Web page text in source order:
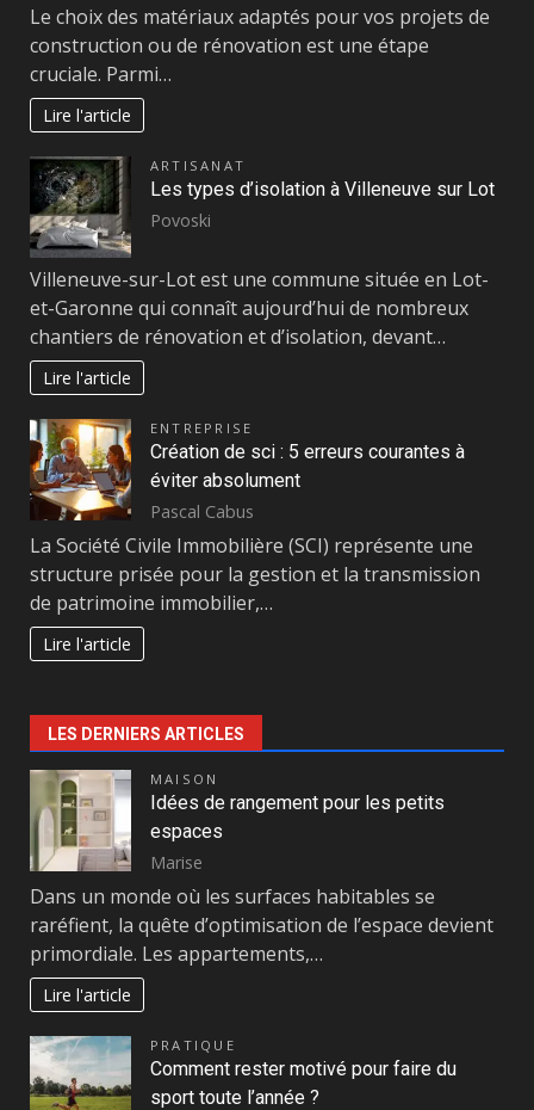
Le choix des matériaux adaptés pour vos projets de
construction ou de rénovation est une étape
cruciale. Parmi…
Lire l'article
ARTISANAT
Les types d’isolation à Villeneuve sur Lot
Povoski
Villeneuve-sur-Lot est une commune située en Lot-
et-Garonne qui connaît aujourd’hui de nombreux
chantiers de rénovation et d’isolation, devant…
Lire l'article
ENTREPRISE
Création de sci : 5 erreurs courantes à
éviter absolument
Pascal Cabus
La Société Civile Immobilière (SCI) représente une
structure prisée pour la gestion et la transmission
de patrimoine immobilier,…
Lire l'article
LES DERNIERS ARTICLES
MAISON
Idées de rangement pour les petits
espaces
Marise
Dans un monde où les surfaces habitables se
raréfient, la quête d’optimisation de l’espace devient
primordiale. Les appartements,…
Lire l'article
PRATIQUE
Comment rester motivé pour faire du
sport toute l’année ?